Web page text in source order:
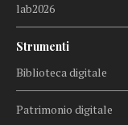
lab2026
Strumenti
Biblioteca digitale
Patrimonio digitale